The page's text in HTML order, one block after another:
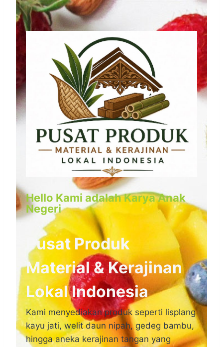
Hello Kami adalah Karya Anak
Negeri
Pusat Produk
Material & Kerajinan
Lokal Indonesia
Kami menyediakan produk seperti lisplang
kayu jati, welit daun nipah, gedeg bambu,
hingga aneka kerajinan tangan yang